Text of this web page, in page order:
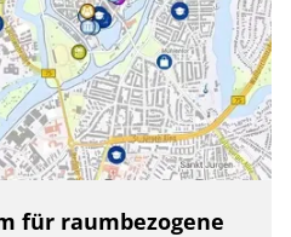
für raumbezogene